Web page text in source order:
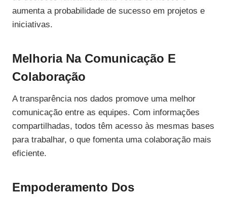
aumenta a probabilidade de sucesso em projetos e
iniciativas.
Melhoria Na Comunicação E
Colaboração
A transparência nos dados promove uma melhor
comunicação entre as equipes. Com informações
compartilhadas, todos têm acesso às mesmas bases
para trabalhar, o que fomenta uma colaboração mais
eficiente.
Empoderamento Dos